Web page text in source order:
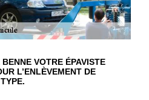
VOTRE ÉPAVISTE
L’ENLÈVEMENT DE